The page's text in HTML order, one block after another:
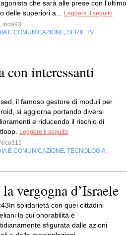
che sarà alle prese con l’ultimo
delle superiori a...
Leggere il seguito
Linda93
E COMUNICAZIONE SERIE TV
con interessanti
il famoso gestore di moduli per
si aggiorna portando diversi
e riducendo il rischio di
Leggere il seguito
Nico315
E COMUNICAZIONE TECNOLOGIA
vergogna d’Israele
solidarietà con quei cittadini
la cui onorabilità è
sfigurata dalle azioni